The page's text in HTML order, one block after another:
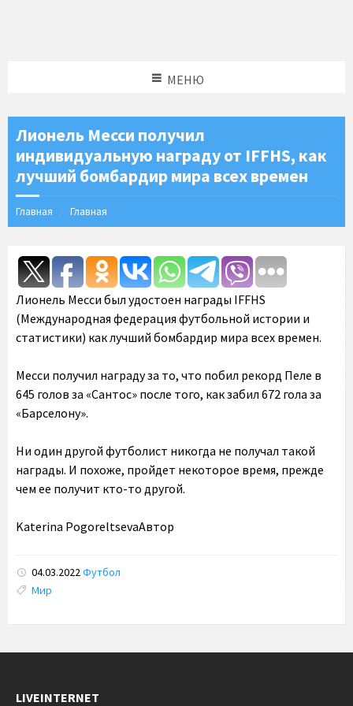
МЕНЮ
Лионель Месси получил
индивидуальную награду от IFFHS, как
лучший бомбардир мира всех времен
Главная Главная
Лионель Месси был удостоен награды IFFHS
(Международная федерация футбольной истории и
статистики) как лучший бомбардир мира всех времен.
Месси получил награду за то, что побил рекорд Пеле в
645 голов за «Сантос» после того, как забил 672 гола за
«Барселону».
Ни один другой футболист никогда не получал такой
награды. И похоже, пройдет некоторое время, прежде
чем ее получит кто-то другой.
Katerina PogoreltsevaАвтор
04.03.2022Футбол
Tags:
Мир
LIVEINTERNET